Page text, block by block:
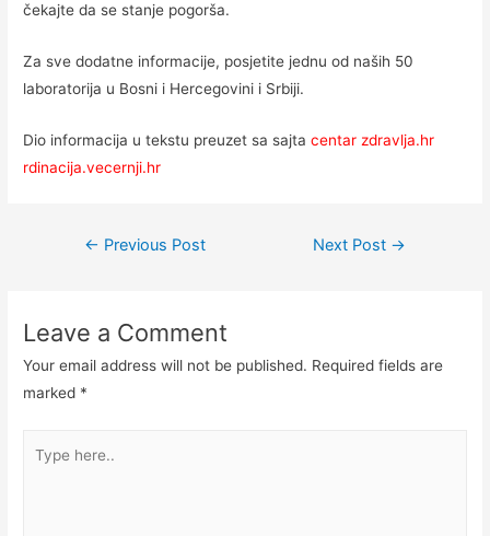
čekajte da se stanje pogorša.
Za sve dodatne informacije, posjetite jednu od naših 50
laboratorija u Bosni i Hercegovini i Srbiji.
Dio informacija u tekstu preuzet sa sajtacentar zdravlja.hr
rdinacija.vecernji.hr
Post
← Previous Post Next Post →
Leave a Comment
Your email address will not be published. Required fields are
marked *
here..